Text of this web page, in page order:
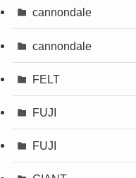
cannondale
cannondale
FELT
FUJI
FUJI